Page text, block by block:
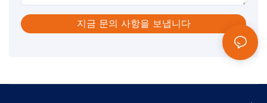
지금 문의 사항을 보냅니다